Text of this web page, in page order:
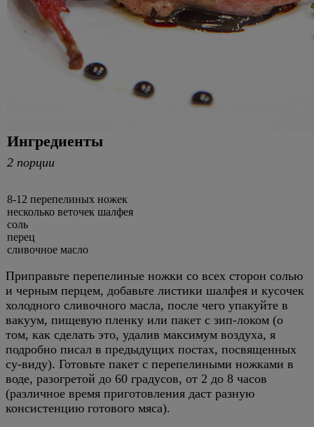
Ингредиенты
2 порции
8-12 перепелиных ножек
несколько веточек шалфея
соль
перец
сливочное масло
Приправьте перепелиные ножки со всех сторон солью
и черным перцем, добавьте листики шалфея и кусочек
холодного сливочного масла, после чего упакуйте в
вакуум, пищевую пленку или пакет с зип-локом (о
том, как сделать это, удалив максимум воздуха, я
подробно писал в предыдущих постах, посвященных
су-виду). Готовьте пакет с перепелиными ножками в
воде, разогретой до 60 градусов, от 2 до 8 часов
(различное время приготовления даст разную
консистенцию готового мяса).